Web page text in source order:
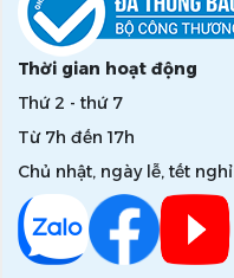
Thời gian hoạt động
Thứ 2 - thứ 7
Từ 7h đến 17h
Chủ nhật, ngày lễ, tết nghỉ